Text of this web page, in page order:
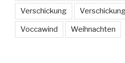
Verschickung
Voccawind Weihnachten